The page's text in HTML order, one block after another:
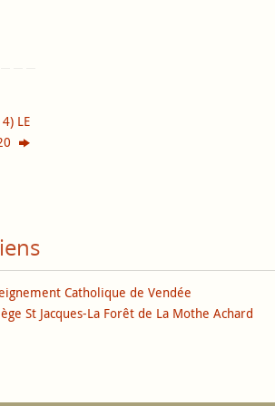
LE
Catholique de Vendée
St Jacques-La Forêt de La Mothe Achard